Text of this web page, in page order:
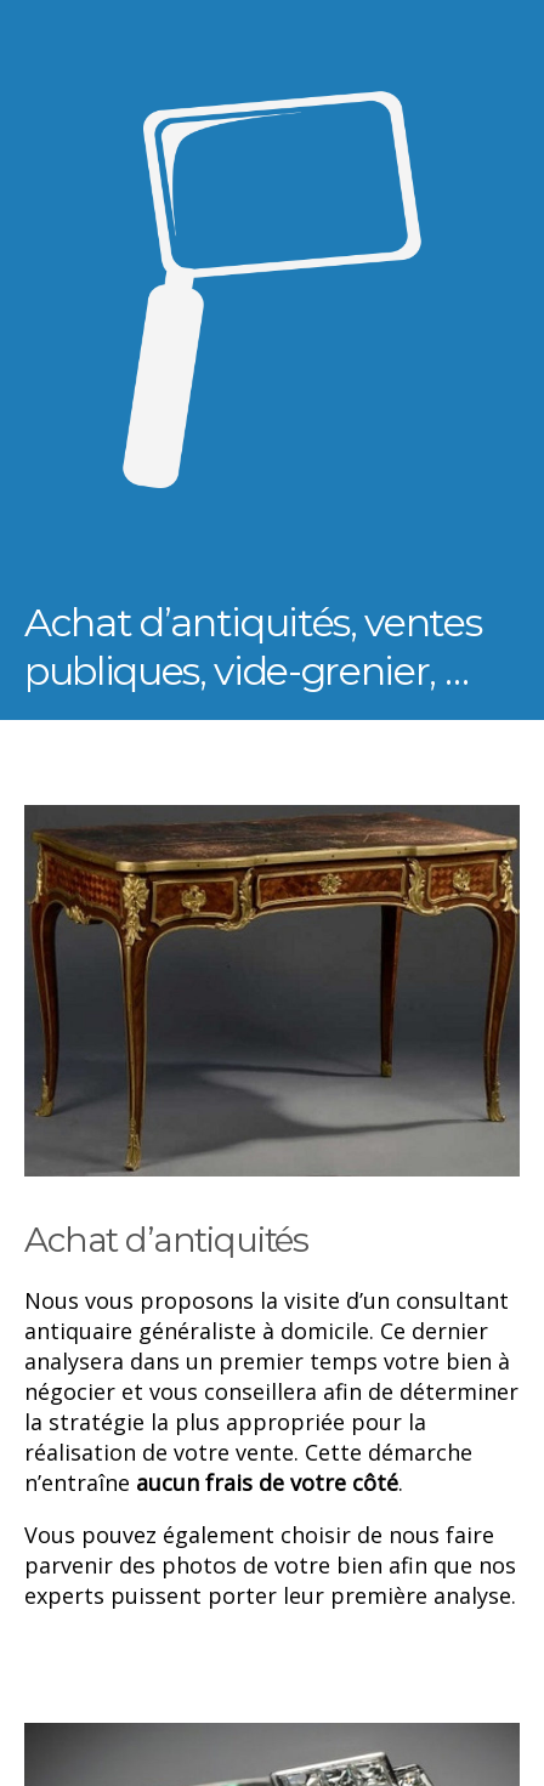
Achat d’antiquités, ventes
publiques, vide-grenier, …
Achat d’antiquités
Nous vous proposons la visite d’un consultant
antiquaire généraliste à domicile. Ce dernier
analysera dans un premier temps votre bien à
négocier et vous conseillera afin de déterminer
la stratégie la plus appropriée pour la
réalisation de votre vente. Cette démarche
n’entraîne aucun frais de votre côté.
Vous pouvez également choisir de nous faire
parvenir des photos de votre bien afin que nos
experts puissent porter leur première analyse.